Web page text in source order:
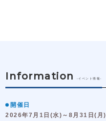
Information -イベント情報-
開催日
2026年7月1日(水)～8月31日(月)